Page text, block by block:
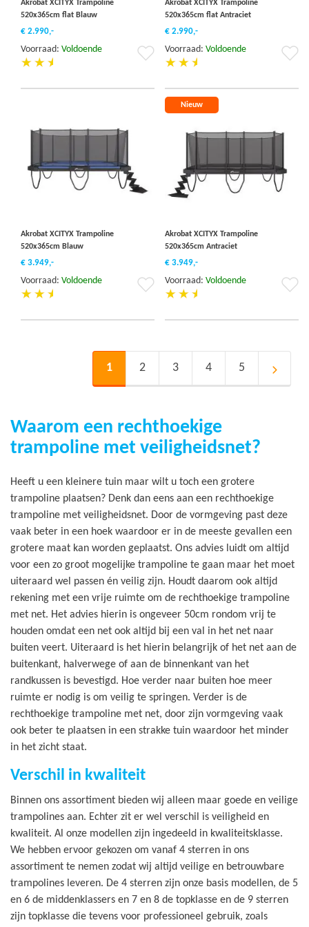
Akrobat XCITYX Trampoline
520x365cm flat Blauw
€ 2.990,-
Voorraad: Voldoende
Voeg
verlanglijst
Akrobat XCITYX Trampoline
520x365cm flat Antraciet
€ 2.990,-
Voorraad: Voldoende
Akrobat XCITYX Trampoline
520x365cm Blauw
€ 3.949,-
Voorraad: Voldoende
Voeg
Nieuw
Akrobat XCITYX Trampoline
520x365cm Antraciet
€ 3.949,-
Voorraad: Voldoende
U lees momenteel pagina
1
Pagina
2
Pagina
3
Pagina
4
Pagina
5
Pagina
Waarom een rechthoekige
trampoline met veiligheidsnet?
Heeft u een kleinere tuin maar wilt u toch een grotere
trampoline plaatsen? Denk dan eens aan een rechthoekige
trampoline met veiligheidsnet. Door de vormgeving past deze
vaak beter in een hoek waardoor er in de meeste gevallen een
grotere maat kan worden geplaatst. Ons advies luidt om altijd
voor een zo groot mogelijke trampoline te gaan maar het moet
uiteraard wel passen én veilig zijn. Houdt daarom ook altijd
rekening met een vrije ruimte om de rechthoekige trampoline
met net. Het advies hierin is ongeveer 50cm rondom vrij te
houden omdat een net ook altijd bij een val in het net naar
buiten veert. Uiteraard is het hierin belangrijk of het net aan de
buitenkant, halverwege of aan de binnenkant van het
randkussen is bevestigd. Hoe verder naar buiten hoe meer
ruimte er nodig is om veilig te springen. Verder is de
rechthoekige trampoline met net, door zijn vormgeving vaak
ook beter te plaatsen in een strakke tuin waardoor het minder
in het zicht staat.
Verschil in kwaliteit
Binnen ons assortiment bieden wij alleen maar goede en veilige
trampolines aan. Echter zit er wel verschil is veiligheid en
kwaliteit. Al onze modellen zijn ingedeeld in kwaliteitsklasse.
We hebben ervoor gekozen om vanaf 4 sterren in ons
assortiment te nemen zodat wij altijd veilige en betrouwbare
trampolines leveren. De 4 sterren zijn onze basis modellen, de 5
en 6 de middenklassers en 7 en 8 de topklasse en de 9 sterren
zijn topklasse die tevens voor professioneel gebruik, zoals